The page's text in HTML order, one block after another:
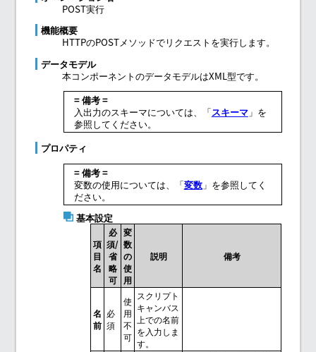
POST実行
機能概要
HTTPのPOSTメソッドでリクエストを実行します。
データモデル
本コンポーネントのデータモデルはXML型です。
= 備考 =
入出力のスキーマについては、「スキーマ」を
参照してください。
プロパティ
= 備考 =
変数の使用については、「変数」を参照してく
ださい。
基本設定
項
目
名
必
須/
省
略
可
変
数
の
使
用
説明 備考
名
前
必
須
使
用
不
可
スクリプト
キャンバス
上での名前
を入力しま
す。